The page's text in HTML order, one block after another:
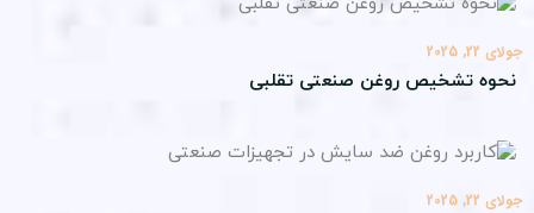
2025
تشخیص روغن صنعتی تقلبی
2025